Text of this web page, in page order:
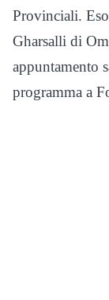
Provinciali.
Gharsalli di
appuntamento
programma a